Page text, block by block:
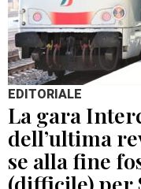
EDITORIALE
La gara
dell’ultima
se alla fine